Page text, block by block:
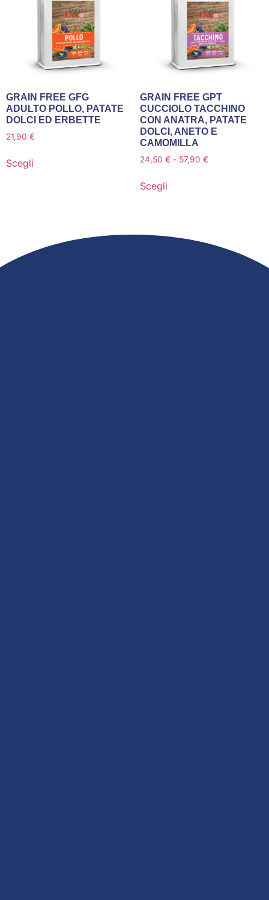
GRAIN FREE GFG
ADULTO POLLO, PATATE
DOLCI ED ERBETTE
21,90 €
Scegli
GRAIN FREE GPT
CUCCIOLO TACCHINO
CON ANATRA, PATATE
DOLCI, ANETO E
CAMOMILLA
24,50 € - 57,90 €
Scegli